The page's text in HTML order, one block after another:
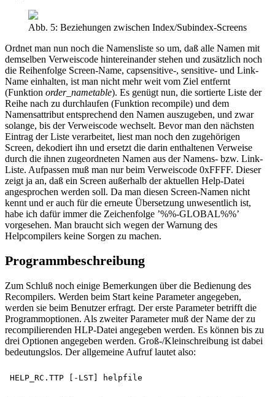
Abb. 5: Beziehungen zwischen Index/Subindex-Screens
Ordnet man nun noch die Namensliste so um, daß alle Namen mit
demselben Verweiscode hintereinander stehen und zusätzlich noch
die Reihenfolge Screen-Name, capsensitive-, sensitive- und Link-
Name einhalten, ist man nicht mehr weit vom Ziel entfernt
(Funktion order_nametable). Es genügt nun, die sortierte Liste der
Reihe nach zu durchlaufen (Funktion recompile) und dem
Namensattribut entsprechend den Namen auszugeben, und zwar
solange, bis der Verweiscode wechselt. Bevor man den nächsten
Eintrag der Liste verarbeitet, liest man noch den zugehörigen
Screen, dekodiert ihn und ersetzt die darin enthaltenen Verweise
durch die ihnen zugeordneten Namen aus der Namens- bzw. Link-
Liste. Aufpassen muß man nur beim Verweiscode 0xFFFF. Dieser
zeigt ja an, daß ein Screen außerhalb der aktuellen Help-Datei
angesprochen werden soll. Da man diesen Screen-Namen nicht
kennt und er auch für die erneute Übersetzung unwesentlich ist,
habe ich dafür immer die Zeichenfolge ’%%-GLOBAL%%’
vorgesehen. Man braucht sich wegen der Warnung des
Helpcompilers keine Sorgen zu machen.
Programmbeschreibung
Zum Schluß noch einige Bemerkungen über die Bedienung des
Recompilers. Werden beim Start keine Parameter angegeben,
werden sie beim Benutzer erfragt. Der erste Parameter betrifft die
Programmoptionen. Als zweiter Parameter muß der Name der zu
recompilierenden HLP-Datei angegeben werden. Es können bis zu
drei Optionen angegeben werden. Groß-/Kleinschreibung ist dabei
bedeutungslos. Der allgemeine Aufruf lautet also: